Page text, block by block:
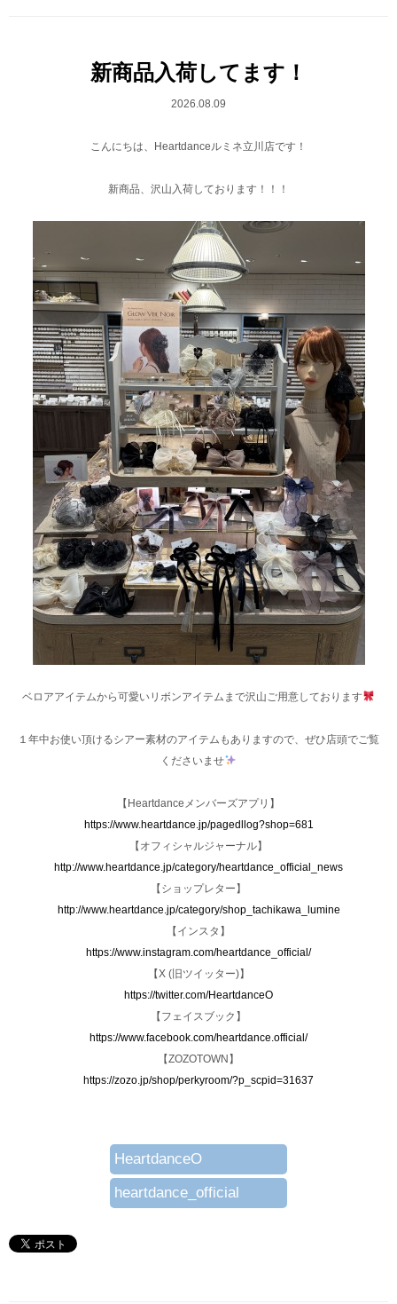
新商品入荷してます！
2026.08.09
こんにちは、Heartdanceルミネ立川店です！
新商品、沢山入荷しております！！！
ベロアアイテムから可愛いリボンアイテムまで沢山ご用意しております
１年中お使い頂けるシアー素材のアイテムもありますので、ぜひ店頭でご覧
くださいませ
【Heartdanceメンバーズアプリ】
https://www.heartdance.jp/pagedllog?shop=681
【オフィシャルジャーナル】
http://www.heartdance.jp/category/heartdance_official_news
【ショップレター】
http://www.heartdance.jp/category/shop_tachikawa_lumine
【インスタ】
https://www.instagram.com/heartdance_official/
【X (旧ツイッター)】
https://twitter.com/HeartdanceO
【フェイスブック】
https://www.facebook.com/heartdance.official/
【ZOZOTOWN】
https://zozo.jp/shop/perkyroom/?p_scpid=31637
HeartdanceO
heartdance_official